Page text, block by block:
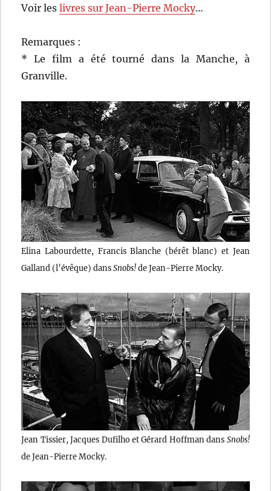
Voir leslivres sur Jean-Pierre Mocky…
Remarques :
* Le film a été tourné dans la Manche, à
Granville.
Elina Labourdette, Francis Blanche (bérêt blanc) et Jean
Galland (l’évêque) dansSnobs!de Jean-Pierre Mocky.
Jean Tissier, Jacques Dufilho et Gérard Hoffman dans Snobs!
de Jean-Pierre Mocky.